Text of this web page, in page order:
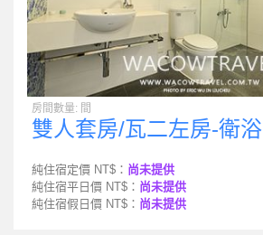
房間數量: 間
雙人套房/瓦二左房-衛浴
純住宿定價 NT$： 尚未提供
純住宿平日價 NT$： 尚未提供
純住宿假日價 NT$： 尚未提供